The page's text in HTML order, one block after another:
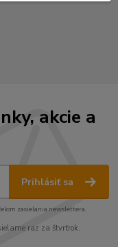
akcie a
Prihlásiť sa
zasielania newslettera.
raz za štvrťrok.